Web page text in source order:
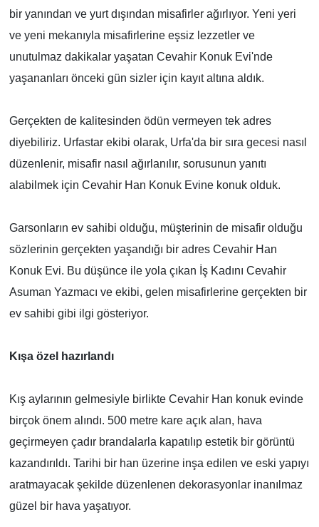
bir yanından ve yurt dışından misafirler ağırlıyor. Yeni yeri
ve yeni mekanıyla misafirlerine eşsiz lezzetler ve
unutulmaz dakikalar yaşatan Cevahir Konuk Evi'nde
yaşananları önceki gün sizler için kayıt altına aldık.
Gerçekten de kalitesinden ödün vermeyen tek adres
diyebiliriz. Urfastar ekibi olarak, Urfa'da bir sıra gecesi nasıl
düzenlenir, misafir nasıl ağırlanılır, sorusunun yanıtı
alabilmek için Cevahir Han Konuk Evine konuk olduk.
Garsonların ev sahibi olduğu, müşterinin de misafir olduğu
sözlerinin gerçekten yaşandığı bir adres Cevahir Han
Konuk Evi. Bu düşünce ile yola çıkan İş Kadını Cevahir
Asuman Yazmacı ve ekibi, gelen misafirlerine gerçekten bir
ev sahibi gibi ilgi gösteriyor.
Kışa özel hazırlandı
Kış aylarının gelmesiyle birlikte Cevahir Han konuk evinde
birçok önem alındı. 500 metre kare açık alan, hava
geçirmeyen çadır brandalarla kapatılıp estetik bir görüntü
kazandırıldı. Tarihi bir han üzerine inşa edilen ve eski yapıyı
aratmayacak şekilde düzenlenen dekorasyonlar inanılmaz
güzel bir hava yaşatıyor.